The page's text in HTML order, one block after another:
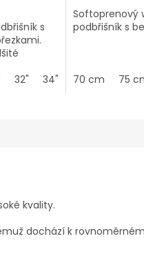
s
32" 34" 36"
Softoprenový
podbřišník s
70 cm 75
kvality.
dochází k